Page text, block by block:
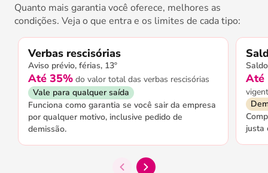
Quanto mais garantia você oferece, melhores as
condições. Veja o que entra e os limites de cada tipo:
Verbas rescisórias
Aviso prévio, férias, 13º
Até 35% do valor total das verbas rescisórias
Vale para qualquer saída
Funciona como garantia se você sair da empresa
por qualquer motivo, inclusive pedido de
demissão.
Até
justa